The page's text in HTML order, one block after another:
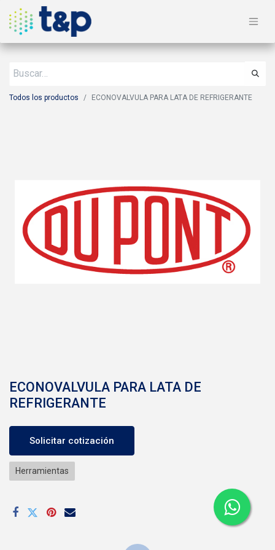
Todos los productos ECONOVALVULA PARA LATA DE REFRIGERANTE
ECONOVALVULA PARA LATA DE
REFRIGERANTE
Solicitar cotización
Herramientas